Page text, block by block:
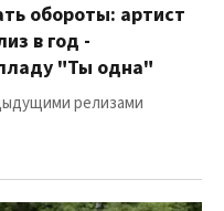
обороты: артист
в год -
"Ты одна"
релизами